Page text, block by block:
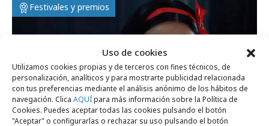
Uso de cookies
Utilizamos cookies propias y de terceros con fines técnicos, de
personalización, analíticos y para mostrarte publicidad relacionada
con tus preferencias mediante el análisis anónimo de los hábitos de
navegación. Clica AQUÍpara más información sobre la Política de
Cookies. Puedes aceptar todas las cookies pulsando el botón
"Aceptar" o configurarlas o rechazar su uso pulsando el botón
Festivales y premios